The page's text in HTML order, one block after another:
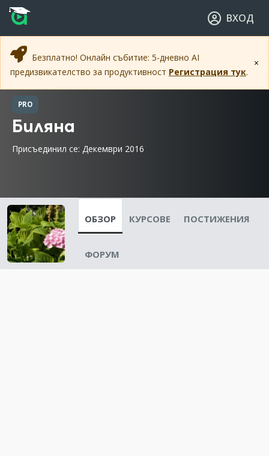
Прескочи към основното съдържание
Прескочи към навигацията
ВХОД
×
Безплатно! Онлайн събитие: 5-дневно AI
предизвикателство за продуктивност Регистрация тук.
PRO
Биляна
Присъединил се: Декември 2016
ОБЗОР КУРСОВЕ ПОСТИЖЕНИЯ
ФОРУМ